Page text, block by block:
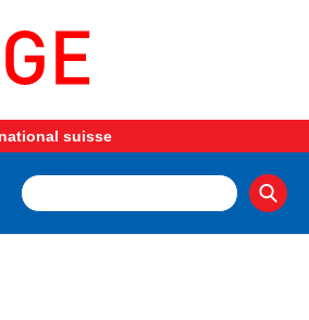
suisse